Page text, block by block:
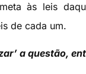
às leis
de cada um.
a questão,